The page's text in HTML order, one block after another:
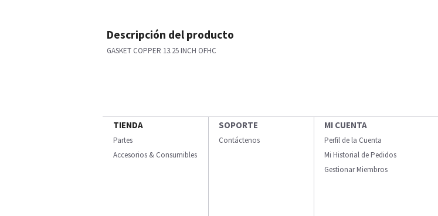
Descripción del producto
GASKET COPPER 13.25 INCH OFHC
TIENDA
Partes
Accesorios & Consumibles
SOPORTE
Contáctenos
MI CUENTA
Perfil de la Cuenta
Mi Historial de Pedidos
Gestionar Miembros